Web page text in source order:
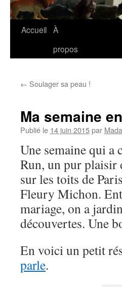
Aller
Accueil À
propos
← Soulager sa peau !
Ma semaine
Publié le 14 juin 2015par
Une semaine qui a
Run, un pur plaisir
sur les toits de
Fleury Michon.
mariage, on a
découvertes. Une
En voici un petit
parle.